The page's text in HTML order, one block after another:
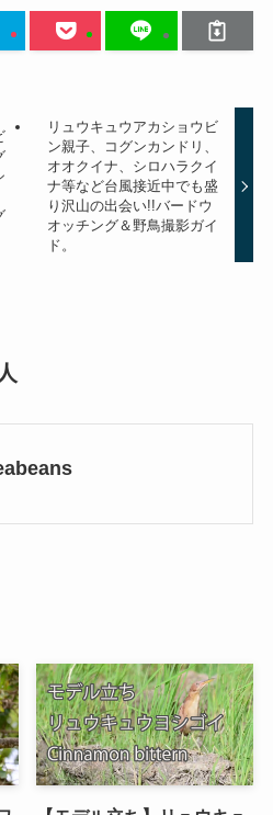
リュウキュウアカショウビ
ン親子、コグンカンドリ、
オオクイナ、シロハラクイ
ナ等など台風接近中でも盛
り沢山の出会い!!バードウ
オッチング＆野鳥撮影ガイ
ド。